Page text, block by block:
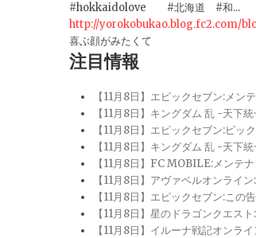
#hokkaidolove #北海道 #和...
http://yorokobukao.blog.fc2.com/
喜ぶ顔がみたくて
注目情報
【11月8日】エピックセブン:メ
【11月8日】キングダム 乱 -天下
【11月8日】エピックセブン:ピ
【11月8日】キングダム 乱 -天下
【11月8日】FC MOBILE:メンテ
【11月8日】アヴァベルオンライ
【11月8日】エピックセブン:こ
【11月8日】星のドラゴンクエス
【11月8日】イルーナ戦記オンラ